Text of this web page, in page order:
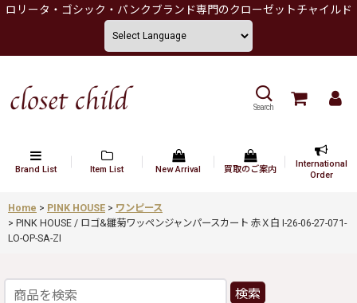
ロリータ・ゴシック・パンクブランド専門のクローゼットチャイルド
Search
Brand List Item List New Arrival 買取のご案内
International
Order
Home > PINK HOUSE > ワンピース
> PINK HOUSE / ロゴ&雛菊ワッペンジャンパースカート 赤Ｘ白 I-26-06-27-071-
LO-OP-SA-ZI
検索